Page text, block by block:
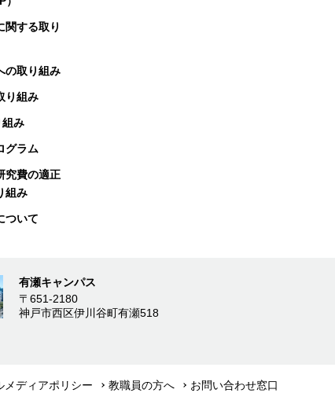
関する取り
の取り組み
り組み
み
グラム
究費の適正
組み
ついて
有瀬キャンパス
〒651-2180
神戸市西区伊川谷町有瀬518
メディアポリシー 教職員の方へ お問い合わせ窓口